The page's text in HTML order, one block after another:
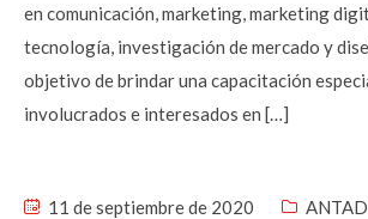
en comunicación, marketing, marketing
tecnología, investigación de mercado y
objetivo de brindar una capacitación
involucrados e interesados en […]
11 de septiembre de 2020